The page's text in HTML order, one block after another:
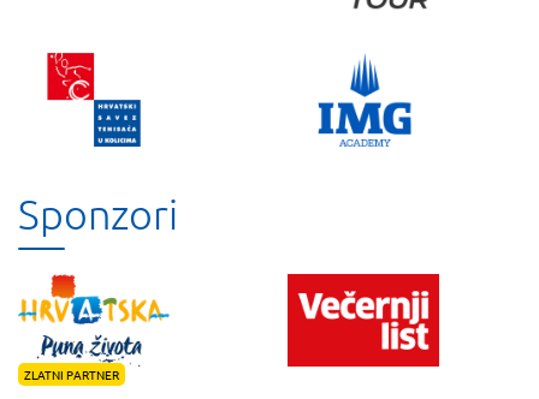
Sponzori
ZLATNI PARTNER